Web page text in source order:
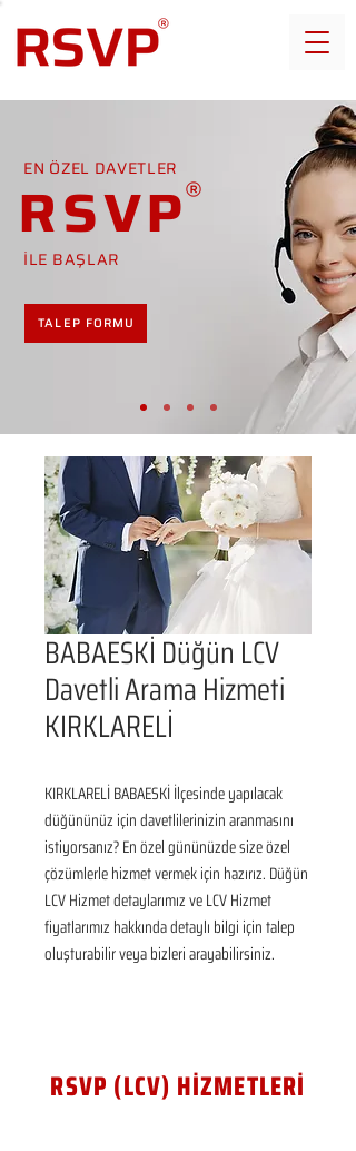
EN ÖZEL DAVETLER
RSVP
İLE BAŞLAR
TALEP FORMU
BABAESKİ Düğün LCV
Davetli Arama Hizmeti
KIRKLARELİ
KIRKLARELİ BABAESKİ İlçesinde yapılacak
düğününüz için davetlilerinizin aranmasını
istiyorsanız? En özel gününüzde size özel
çözümlerle hizmet vermek için hazırız. Düğün
LCV Hizmet detaylarımız ve LCV Hizmet
fiyatlarımız hakkında detaylı bilgi için talep
oluşturabilir veya bizleri arayabilirsiniz.
RSVP (LCV) HİZMETLERİ